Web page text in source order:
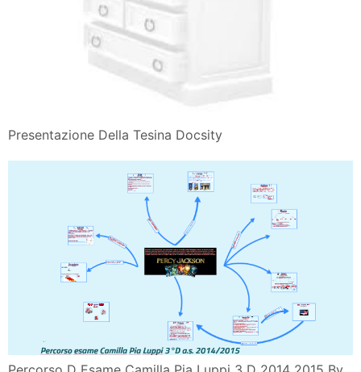
Presentazione Della Tesina Docsity